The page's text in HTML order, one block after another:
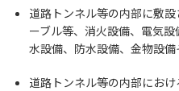
道路トンネル等の内部に敷
ーブル等、消火設備、電気
水設備、防水設備、金物設
道路トンネル等の内部にお